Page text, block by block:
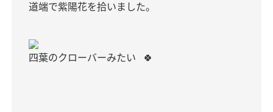
道端で紫陽花を拾いました。
四葉のクローバーみたい 🍀